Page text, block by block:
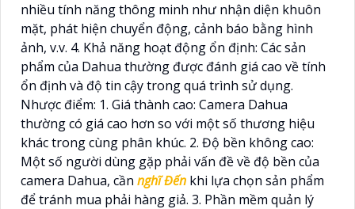
nhiều tính năng thông minh như nhận diện khuôn
mặt, phát hiện chuyển động, cảnh báo bằng hình
ảnh, v.v. 4. Khả năng hoạt động ổn định: Các sản
phẩm của Dahua thường được đánh giá cao về tính
ổn định và độ tin cậy trong quá trình sử dụng.
Nhược điểm: 1. Giá thành cao: Camera Dahua
thường có giá cao hơn so với một số thương hiệu
khác trong cùng phân khúc. 2. Độ bền không cao:
Một số người dùng gặp phải vấn đề về độ bền của
camera Dahua, cần nghĩ Đến khi lựa chọn sản phẩm
để tránh mua phải hàng giả. 3. Phần mềm quản lý